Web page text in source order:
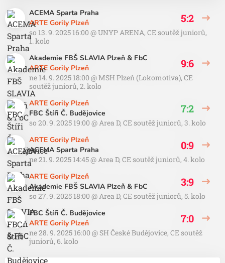
ACEMA Sparta Praha
ARTE Gorily Plzeň
5:2
so 13. 9. 2025 16:00 @UNYP ARENA, CE soutěž juniorů,
1. kolo
Akademie FBŠ SLAVIA Plzeň & FbC
ARTE Gorily Plzeň
9:6
ne 14. 9. 2025 18:00 @MSH Plzeň (Lokomotiva), CE
soutěž juniorů, 2. kolo
ARTE Gorily Plzeň
FBC Štíři Č. Budějovice
7:2
so 20. 9. 2025 19:00 @Area D, CE soutěž juniorů, 3. kolo
ARTE Gorily Plzeň
ACEMA Sparta Praha
0:9
ne 21. 9. 2025 14:45@Area D, CE soutěž juniorů, 4. kolo
ARTE Gorily Plzeň
Akademie FBŠ SLAVIA Plzeň & FbC
3:9
so 27. 9. 2025 18:00 @Area D, CE soutěž juniorů, 5. kolo
FBC Štíři Č. Budějovice
ARTE Gorily Plzeň
7:0
ne 28. 9. 2025 16:00 @ SH České Budějovice, CE soutěž
juniorů, 6. kolo